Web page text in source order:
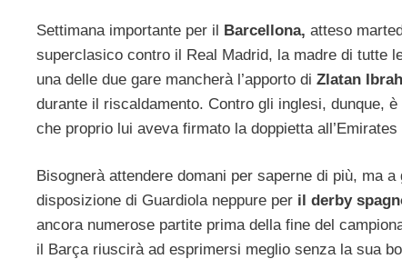
Settimana importante per il Barcellona, atteso
superclasico contro il Real Madrid, la madre di tutte
una delle due gare mancherà l’apporto di Zlatan
durante il riscaldamento. Contro gli inglesi, dunque,
che proprio lui aveva firmato la doppietta
Bisognerà attendere domani per saperne di più, ma
disposizione di Guardiola neppure per il derby
ancora numerose partite prima della fine del
il Barça riuscirà ad esprimersi meglio senza la sua